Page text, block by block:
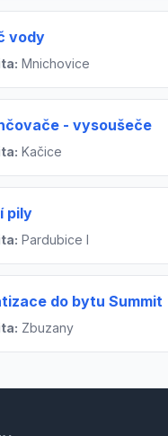
vody
Mnichovice
- vysoušeče
Kačice
pily
Pardubice I
do bytu Summit
Zbuzany